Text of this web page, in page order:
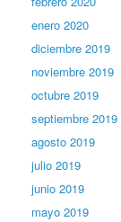
enero 2020
diciembre 2019
noviembre 2019
octubre 2019
septiembre 2019
agosto 2019
julio 2019
junio 2019
mayo 2019